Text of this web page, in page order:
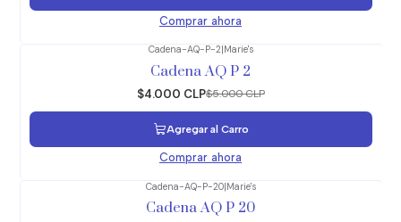
Comprar ahora
Cadena-AQ-P-2| Marie's
Cadena AQ P 2
$4.000 CLP$5.000 CLP
Agregar al Carro
Comprar ahora
Cadena-AQ-P-20|Marie's
Cadena AQ P 20